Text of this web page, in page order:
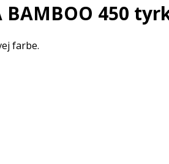
BAMBOO 450
farbe.